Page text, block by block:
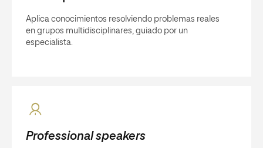
Aplica conocimientos resolviendo problemas reales
en grupos multidisciplinares, guiado por un
especialista.
Professional speakers